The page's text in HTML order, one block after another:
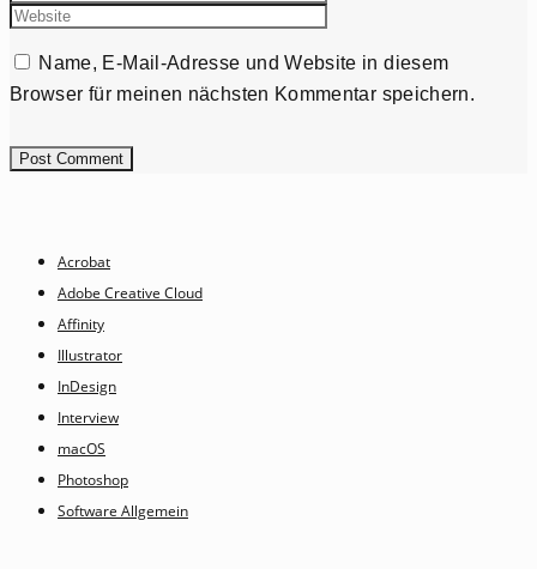
Name, E-Mail-Adresse und Website in diesem
Browser für meinen nächsten Kommentar speichern.
Acrobat
Adobe Creative Cloud
Affinity
Illustrator
InDesign
Interview
macOS
Photoshop
Software Allgemein